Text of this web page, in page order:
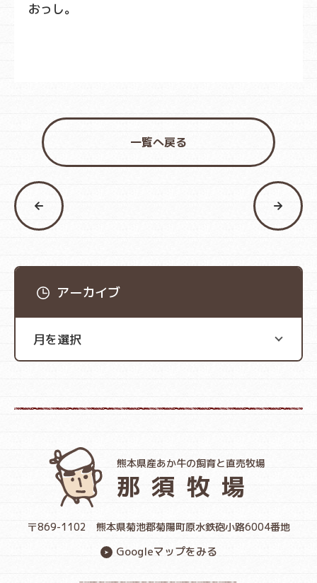
おっし。
一覧へ戻る
アーカイブ
熊本県産あか牛の飼育と直売牧場
那須牧場
〒869-1102 熊本県菊池郡菊陽町原水鉄砲小路6004番地
Googleマップをみる